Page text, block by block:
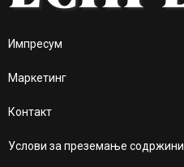
Импресум
Маркетинг
Контакт
Услови за преземање содржини